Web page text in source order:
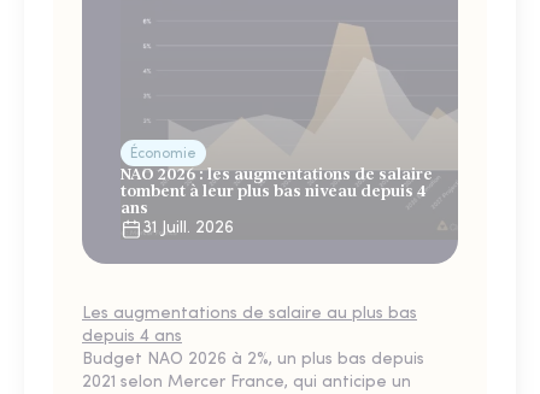
Économie
NAO 2026 : les augmentations de salaire
tombent à leur plus bas niveau depuis 4
ans
31 Juill. 2026
Les augmentations de salaire au plus bas
depuis 4 ans
Budget NAO 2026 à 2%, un plus bas depuis
2021 selon Mercer France, qui anticipe un